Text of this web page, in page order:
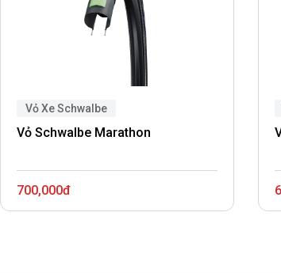
Vỏ Xe Schwalbe
Vỏ Schwalbe Marathon
700,000đ